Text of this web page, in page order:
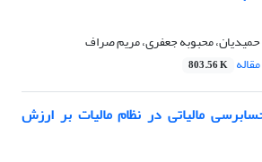
محبوبه جعفری، مریم صراف
803.56 K
مالیاتی در نظام مالیات بر ارزش